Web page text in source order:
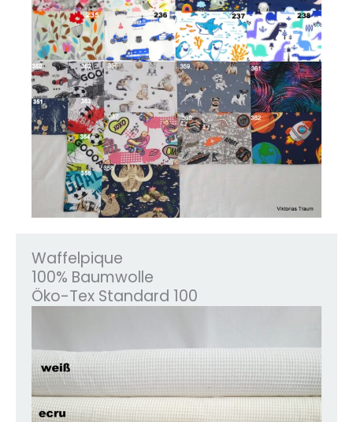
Waffelpique
100% Baumwolle
Öko-Tex Standard 100